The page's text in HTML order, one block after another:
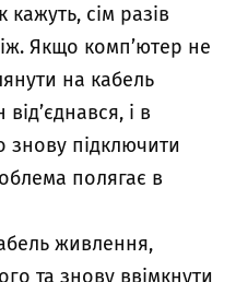
сім разів
Якщо комп’ютер не
на кабель
і в
знову підключити
полягає в
живлення,
та знову ввімкнути